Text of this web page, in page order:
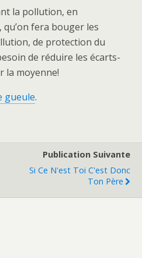
la pollution, en
fera bouger les
de protection du
de réduire les écarts-
la moyenne!
gueule.
Publication Suivante
Si Ce N'est Toi C'est Donc
Ton Père